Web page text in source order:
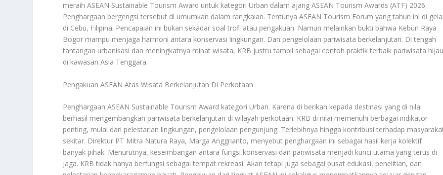
meraih ASEAN Sustainable Tourism Award untuk kategori Urban dalam ajang ASEAN Tourism Awards (ATF) 2026.
Penghargaan bergengsi tersebut di umumkan dalam rangkaian. Tentunya ASEAN Tourism Forum yang tahun ini di
di Cebu, Filipina. Pencapaian ini bukan sekadar soal trofi atau pengakuan. Namun melainkan bukti bahwa Kebun Raya
Bogor mampu menjaga harmoni antara konservasi lingkungan. Dan pengelolaan pariwisata berkelanjutan. Di tengah
tantangan urbanisasi dan meningkatnya minat wisata, KRB justru tampil sebagai contoh praktik terbaik pariwisata
di kawasan Asia Tenggara.
Pengakuan ASEAN Atas Wisata Berkelanjutan Di Perkotaan
Penghargaan ASEAN Sustainable Tourism Award kategori Urban. Karena di berikan kepada destinasi yang di nilai
berhasil mengembangkan pariwisata berkelanjutan di wilayah perkotaan. KRB di nilai memenuhi berbagai indikator
penting, mulai dari pelestarian lingkungan, pengelolaan pengunjung. Terlebihnya hingga kontribusi terhadap
sekitar. Direktur PT Mitra Natura Raya, Marga Anggrianto, menyebut penghargaan ini sebagai hasil kerja kolektif
banyak pihak. Menurutnya, keseimbangan antara fungsi konservasi dan pariwisata menjadi kunci utama yang terus di
jaga. KRB tidak hanya berfungsi sebagai tempat rekreasi. Akan tetapi juga sebagai pusat edukasi, penelitian, dan